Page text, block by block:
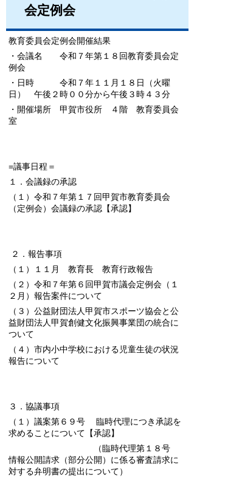
会定例会
教育委員会定例会開催結果
・会議名 令和７年第１８回教育委員会定
例会
・日時 令和７年１１月１８日（火曜
日） 午後２時００分から午後３時４３分
・開催場所 甲賀市役所 ４階 教育委員会
室
=議事日程＝
１．会議録の承認
（１）令和７年第１７回甲賀市教育委員会
（定例会）会議録の承認 【承認】
２．報告事項
（１）１１月 教育長 教育行政報告
（２）令和７年第６回甲賀市議会定例会（１
２月）報告案件について
（３）公益財団法人甲賀市スポーツ協会と公
益財団法人甲賀創健文化振興事業団の統合に
ついて
（４）市内小中学校における児童生徒の状況
報告について
３．協議事項
（１）議案第６９号 臨時代理につき承認を
求めることについて 【承認】
（臨時代理第１８号
情報公開請求（部分公開）に係る審査請求に
対する弁明書の提出について）